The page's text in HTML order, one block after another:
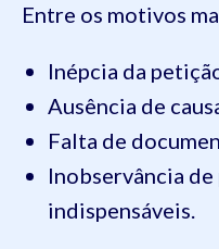
Entre os motivos
Inépcia da
Ausência de
Falta de
Inobservância
indispensáveis.